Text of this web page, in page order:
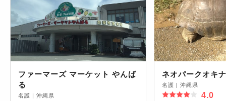
ファーマーズ マーケット やんば
る
名護 | 沖縄県
ネオパークオキ
名護 | 沖縄県
4.0